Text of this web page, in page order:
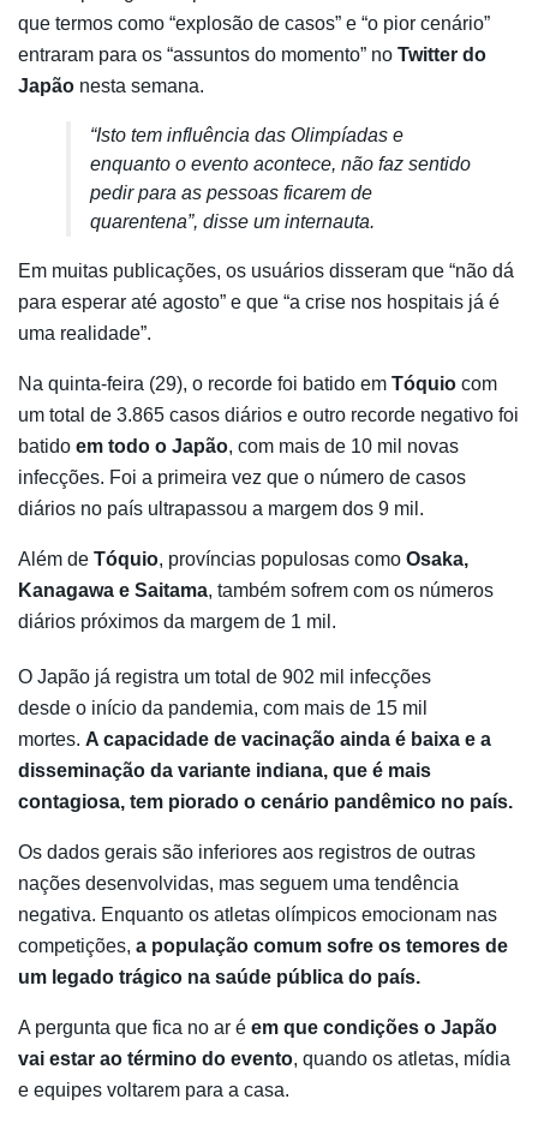
que termos como “explosão de casos” e “o pior cenário”
entraram para os “assuntos do momento” no Twitter do
Japão nesta semana.
“Isto tem influência das Olimpíadas e
enquanto o evento acontece, não faz sentido
pedir para as pessoas ficarem de
quarentena”, disse um internauta.
Em muitas publicações, os usuários disseram que “não dá
para esperar até agosto” e que “a crise nos hospitais já é
uma realidade”.
Na quinta-feira (29), o recorde foi batido em Tóquio com
um total de 3.865 casos diários e outro recorde negativo foi
batido em todo o Japão, com mais de 10 mil novas
infecções. Foi a primeira vez que o número de casos
diários no país ultrapassou a margem dos 9 mil.
Além de Tóquio, províncias populosas como Osaka,
Kanagawa e Saitama, também sofrem com os números
diários próximos da margem de 1 mil.
O Japão já registra um total de 902 mil infecções
desde o início da pandemia, com mais de 15 mil
mortes. A capacidade de vacinação ainda é baixa e a
disseminação da variante indiana, que é mais
contagiosa, tem piorado o cenário pandêmico no país.
Os dados gerais são inferiores aos registros de outras
nações desenvolvidas, mas seguem uma tendência
negativa. Enquanto os atletas olímpicos emocionam nas
competições, a população comum sofre os temores de
um legado trágico na saúde pública do país.
A pergunta que fica no ar é em que condições o Japão
vai estar ao término do evento, quando os atletas, mídia
e equipes voltarem para a casa.